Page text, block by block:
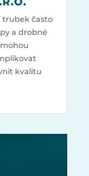
trubek často
a drobné
kvalitu